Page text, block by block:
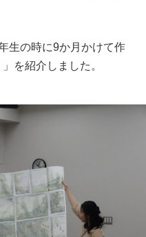
生の時に9か月かけて作
を紹介しました。